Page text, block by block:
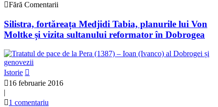
Fără Comentarii
Silistra, fortăreața Medjidi Tabia, planurile lui Von
Moltke și vizita sultanului reformator în Dobrogea
Istorie
16 februarie 2016
|
1 comentariu